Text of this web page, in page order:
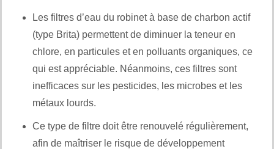
Les filtres d’eau du robinet à base de charbon actif
(type Brita) permettent de diminuer la teneur en
chlore, en particules et en polluants organiques, ce
qui est appréciable. Néanmoins, ces filtres sont
inefficaces sur les pesticides, les microbes et les
métaux lourds.
Ce type de filtre doit être renouvelé régulièrement,
afin de maîtriser le risque de développement